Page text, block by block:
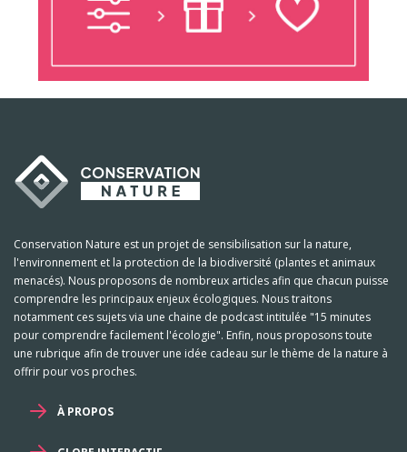
Conservation Nature est un projet de sensibilisation sur la nature,
l'environnement et la protection de la biodiversité (plantes et animaux
menacés). Nous proposons de nombreux articles afin que chacun puisse
comprendre les principaux enjeux écologiques. Nous traitons
notamment ces sujets via une chaine de podcast intitulée "15 minutes
pour comprendre facilement l'écologie". Enfin, nous proposons toute
une rubrique afin de trouver une idée cadeau sur le thème de la nature à
offrir pour vos proches.
À PROPOS